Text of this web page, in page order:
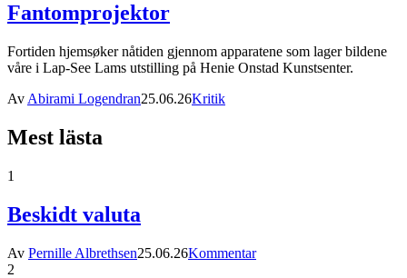
Fantomprojektor
Fortiden hjemsøker nåtiden gjennom apparatene som lager bildene
våre i Lap-See Lams utstilling på Henie Onstad Kunstsenter.
Av Abirami Logendran25.06.26Kritik
Mest lästa
1
Beskidt valuta
Av Pernille Albrethsen25.06.26Kommentar
2